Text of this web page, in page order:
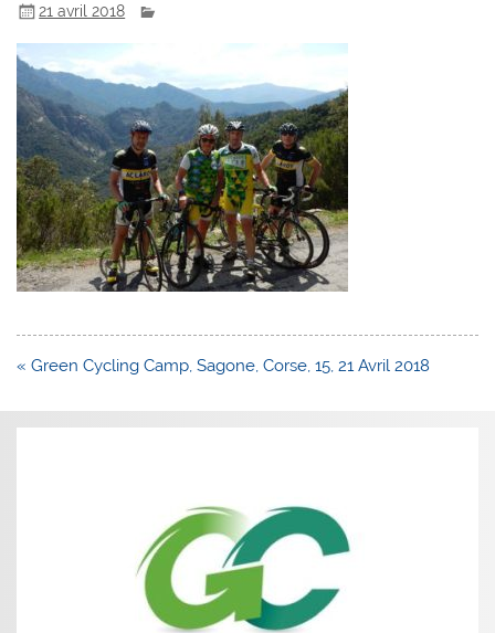
21 avril 2018
Navigation
l’article
« Green Cycling Camp, Sagone, Corse, 15, 21 Avril 2018